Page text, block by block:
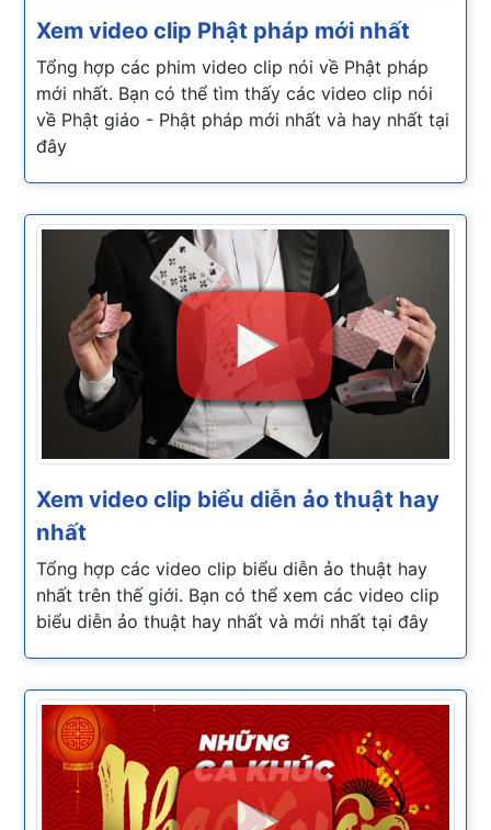
Xem video clip Phật pháp mới nhất
Tổng hợp các phim video clip nói về Phật pháp
mới nhất. Bạn có thể tìm thấy các video clip nói
về Phật giáo - Phật pháp mới nhất và hay nhất tại
đây
Xem video clip biểu diễn ảo thuật hay
nhất
Tổng hợp các video clip biểu diễn ảo thuật hay
nhất trên thế giới. Bạn có thể xem các video clip
biểu diễn ảo thuật hay nhất và mới nhất tại đây